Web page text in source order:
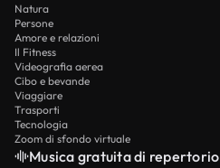
Natura
Persone
Amore e relazioni
Il Fitness
Videografia aerea
Cibo e bevande
Viaggiare
Trasporti
Tecnologia
Zoom di sfondo virtuale
Musica gratuita di repertorio